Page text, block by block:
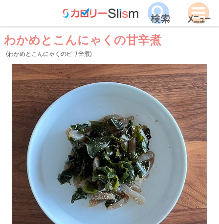
わかめとこんにゃくの甘辛煮
(わかめとこんにゃくのピリ辛煮)